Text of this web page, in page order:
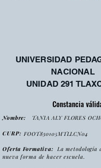
UNIVERSIDAD
NACIONAL
UNIDAD 291
Constancia
Nombre:
CURP:
Oferta Formativa: La metodología
nueva forma de hacer escuela.
TANIA ALY FLORES
FOOT830105MTLLCN04